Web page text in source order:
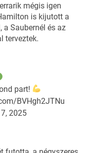
mégis igen
is kijutott a
a Saubernél és az
terveztek.
part!
BVHgh2JTNu
2025